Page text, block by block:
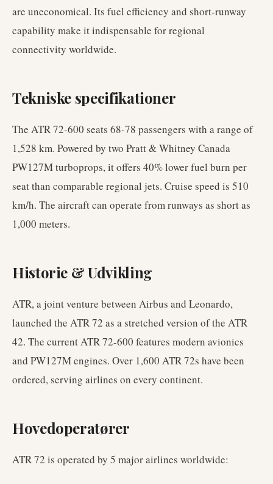
are uneconomical. Its fuel efficiency and short-runway
capability make it indispensable for regional
connectivity worldwide.
Tekniske specifikationer
The ATR 72-600 seats 68-78 passengers with a range of
1,528 km. Powered by two Pratt & Whitney Canada
PW127M turboprops, it offers 40% lower fuel burn per
seat than comparable regional jets. Cruise speed is 510
km/h. The aircraft can operate from runways as short as
1,000 meters.
Historie & Udvikling
ATR, a joint venture between Airbus and Leonardo,
launched the ATR 72 as a stretched version of the ATR
42. The current ATR 72-600 features modern avionics
and PW127M engines. Over 1,600 ATR 72s have been
ordered, serving airlines on every continent.
Hovedoperatører
ATR 72 is operated by 5 major airlines worldwide: